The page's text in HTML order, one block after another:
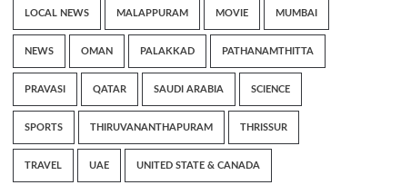
LOCAL NEWS MALAPPURAM MOVIE MUMBAI
NEWS OMAN PALAKKAD PATHANAMTHITTA
PRAVASI QATAR SAUDI ARABIA SCIENCE
SPORTS THIRUVANANTHAPURAM THRISSUR
TRAVEL UAE UNITED STATE & CANADA